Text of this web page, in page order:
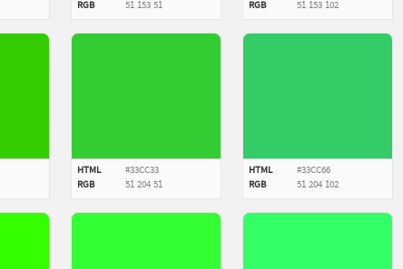
RGB
51 153 51
RGB
51 153 102
HTML
#33CC33
RGB
51 204 51
HTML
#33CC66
RGB
51 204 102